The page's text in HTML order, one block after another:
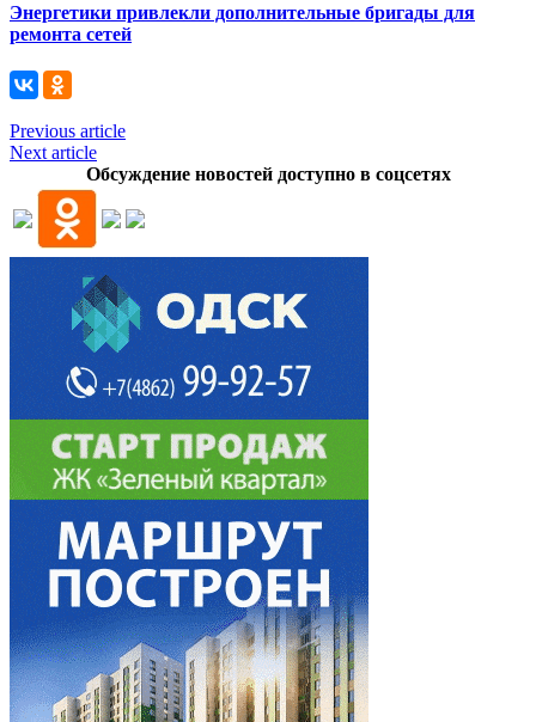
Энергетики привлекли дополнительные бригады для
ремонта сетей
Previous article
Next article
Обсуждение новостей доступно в соцсетях